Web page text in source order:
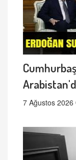
7 Ağustos 2026